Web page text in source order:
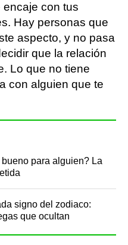
con tus
Hay personas que
aspecto, y no pasa
que la relación
Lo que no tiene
con alguien que te
para alguien? La
signo del zodiaco:
que ocultan